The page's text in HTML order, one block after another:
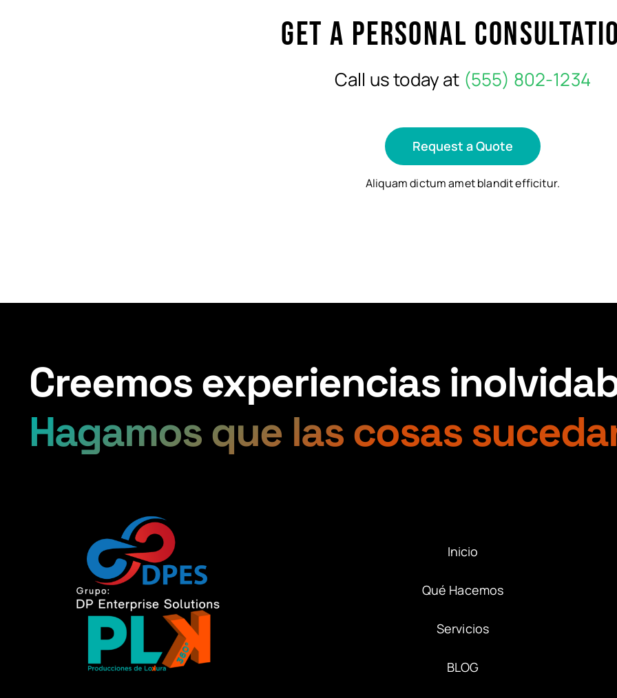
Get a personal
Call us today at (555) 802-1234
Request a Quote
Aliquam dictum amet blandit efficitur.
Creemos experiencias
Hagamos que las cosas
Inicio
Qué Hacemos
Servicios
BLOG